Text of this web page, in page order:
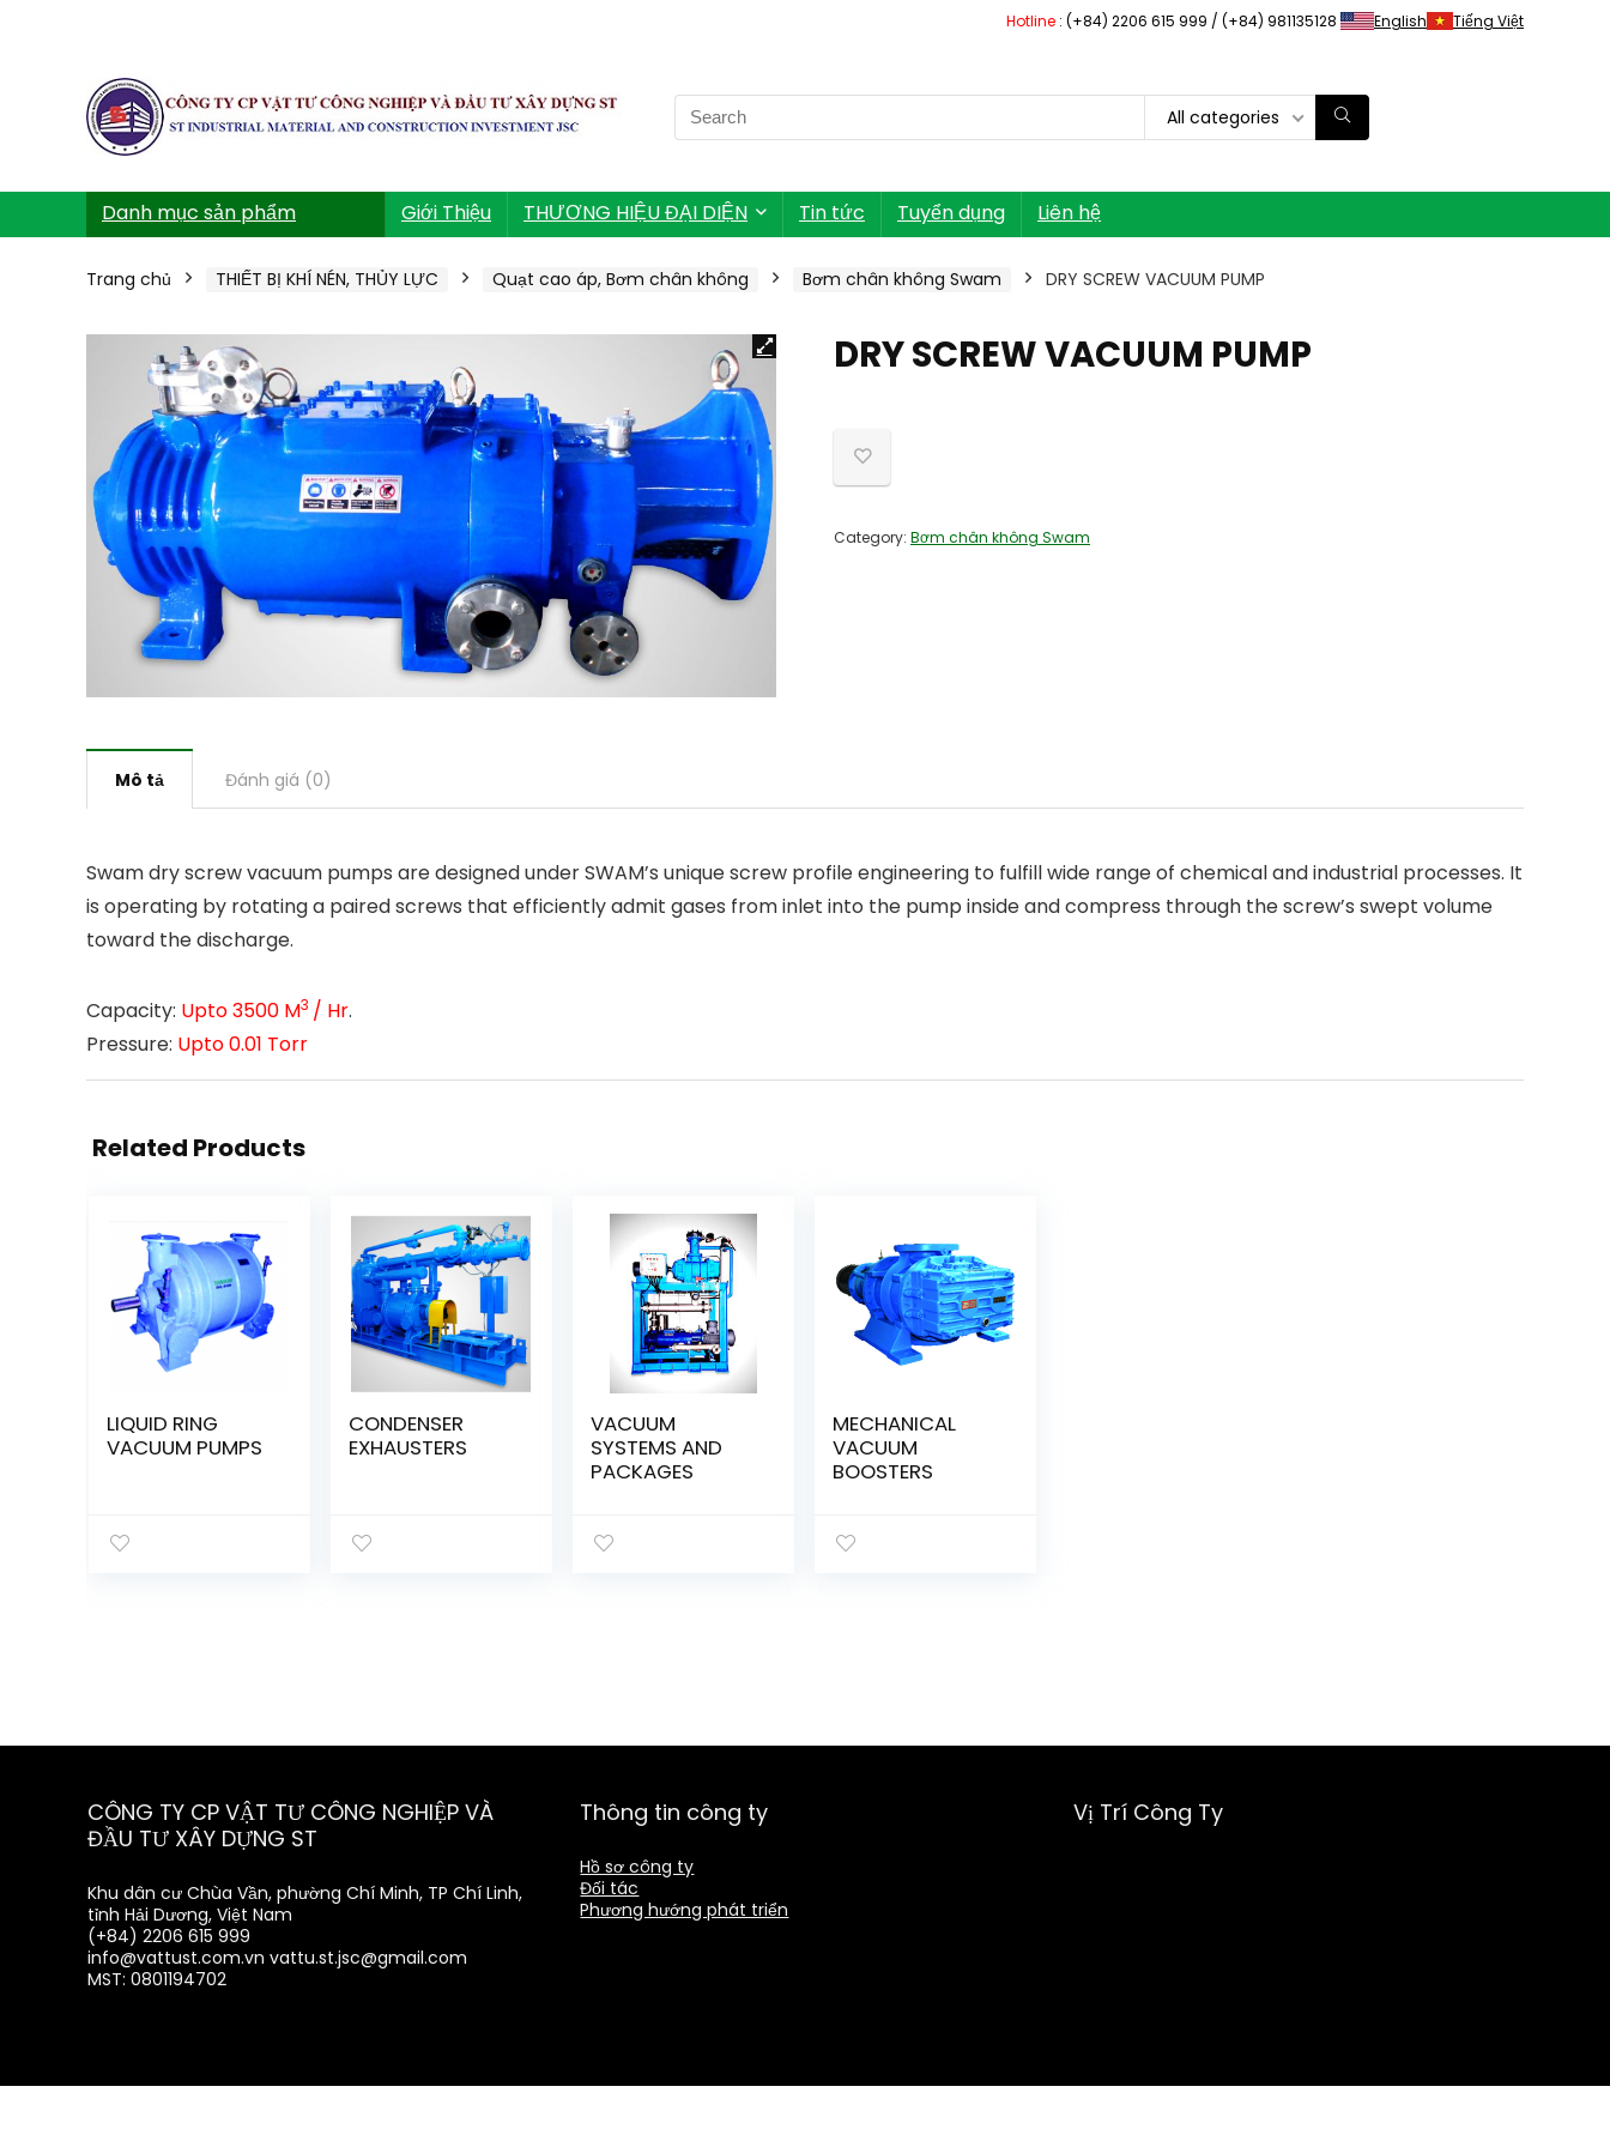
Hotline : (+84) 2206 615 999 / (+84) 981135128 English Tiếng Việt
Search
for:
All categories
Danh mục sản phẩm Giới Thiệu THƯƠNG HIỆU ĐẠI DIỆN Tin tức Tuyển dụng Liên hệ
Trang chủ THIẾT BỊ KHÍ NÉN, THỦY LỰC Quạt cao áp, Bơm chân không Bơm chân không Swam DRY SCREW VACUUM PUMP
DRY SCREW VACUUM PUMP
Category: Bơm chân không Swam
Mô tả Đánh giá (0)
Swam dry screw vacuum pumps are designed under SWAM’s unique screw profile engineering to fulfill wide range of chemical and industrial processes. It
is operating by rotating a paired screws that efficiently admit gases from inlet into the pump inside and compress through the screw’s swept volume
toward the discharge.
Capacity: Upto 3500 M3 / Hr.
Pressure: Upto 0.01 Torr
Related Products
LIQUID RING
VACUUM PUMPS
CONDENSER
EXHAUSTERS
VACUUM
SYSTEMS AND
PACKAGES
MECHANICAL
VACUUM
BOOSTERS
CÔNG TY CP VẬT TƯ CÔNG NGHIỆP VÀ
ĐẦU TƯ XÂY DỰNG ST
Khu dân cư Chùa Vần, phường Chí Minh, TP Chí Linh,
tỉnh Hải Dương, Việt Nam
(+84) 2206 615 999
info@vattust.com.vn vattu.st.jsc@gmail.com
MST: 0801194702
Thông tin công ty
Hồ sơ công ty
Đối tác
Phương hướng phát triển
Vị Trí Công Ty